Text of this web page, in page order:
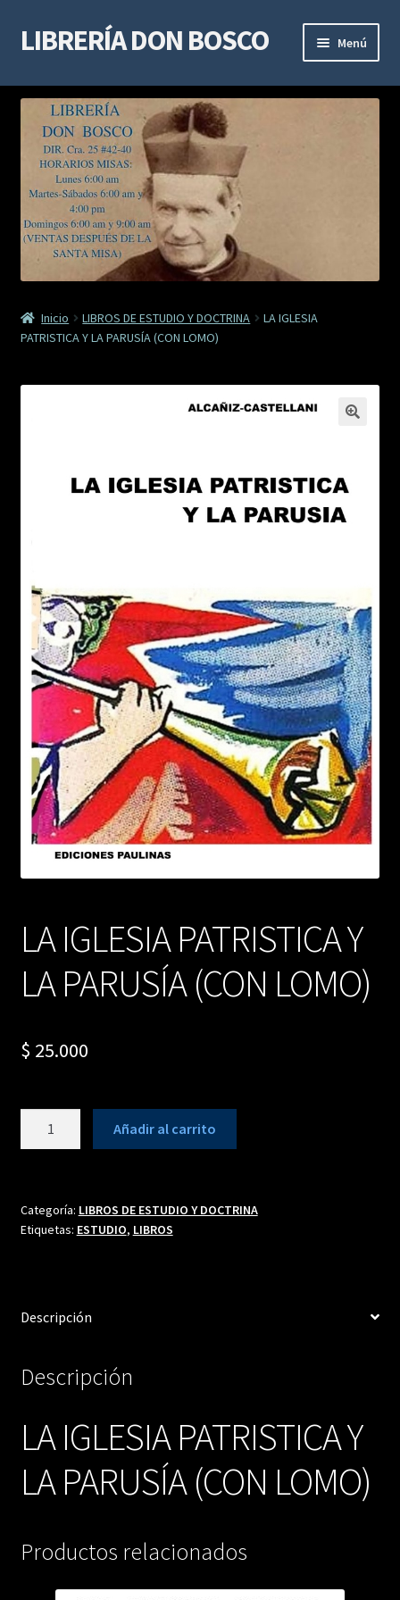
Ir
a
navegación
Ir
al
LIBRERÍA DON BOSCO Menú
LIBROS DE ESPIRITUALIDAD
LIBROS DE ESTUDIO Y DOCTRINA
LIBROS MARIANOS
LIBROS DE DEVOCIÓN
SACRAMENTALES
VIDAS DE SANTOS
Inicio LIBROS DE ESTUDIO Y DOCTRINA
LA IGLESIA
PATRISTICA Y LA PARUSÍA (CON LOMO)
LA IGLESIA PATRISTICA Y
LA PARUSÍA (CON LOMO)
$ 25.000
LA
PARUSÍA
Añadir al carrito
Categoría: LIBROS DE ESTUDIO Y DOCTRINA
Etiquetas: ESTUDIO, LIBROS
Descripción
Descripción
LA IGLESIA PATRISTICA Y
LA PARUSÍA (CON LOMO)
Productos relacionados